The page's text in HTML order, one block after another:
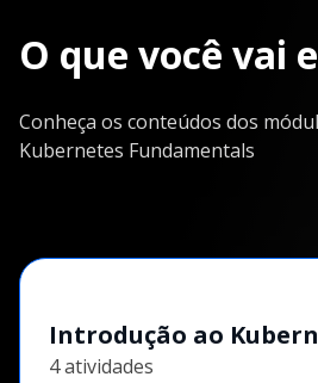
O que você vai
Conheça os conteúdos dos
Kubernetes Fundamentals
Introdução ao
4 atividades